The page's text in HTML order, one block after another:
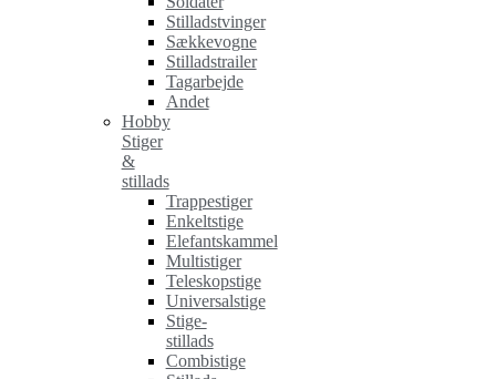
Stilladstvinger
Sækkevogne
Stilladstrailer
Tagarbejde
Andet
Hobby
Stiger
&
stillads
Trappestiger
Enkeltstige
Elefantskammel
Multistiger
Teleskopstige
Universalstige
Stige-
stillads
Combistige